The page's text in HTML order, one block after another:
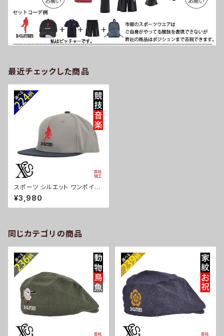
最近チェックした商品
スポーツ シルエット ワンポイン
ト 刺繍 帽子 ベースボールキャ
ップ バイカラー メンズ レディー
ス コットン 雑貨 グッズ 自社ブラ
リスマス ori-a-cap70-g08-
s
¥3,980
同じカテゴリの商品